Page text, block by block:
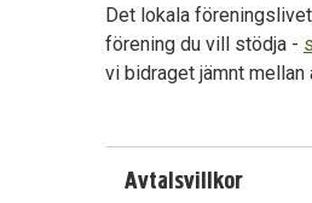
Det lokala
förening du vill stödja -
vi bidraget jämnt mellan
Avtalsvillkor